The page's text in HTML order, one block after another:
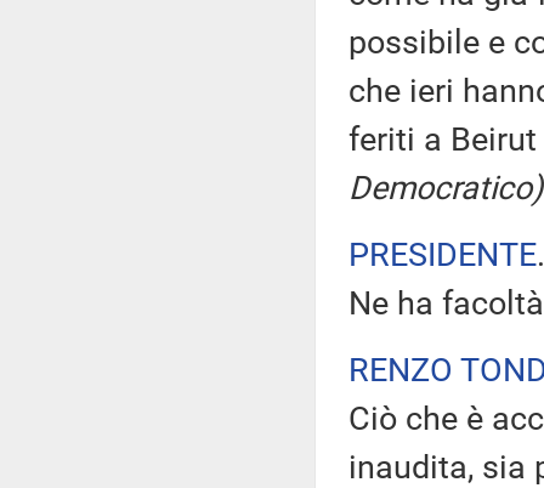
possibile e
che ieri
feriti a Beirut
Democratico)
PRESIDENTE
Ne ha
RENZO
Ciò che è
inaudita, sia